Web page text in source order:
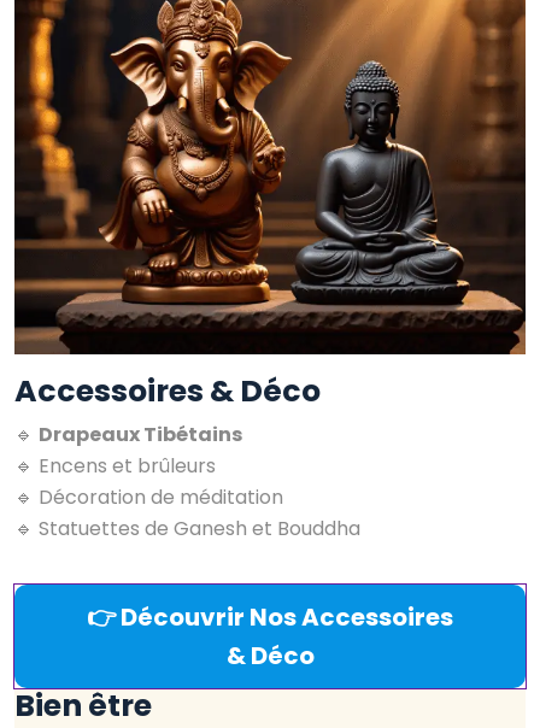
Accessoires & Déco
🔹 Drapeaux Tibétains
🔹 Encens et brûleurs
🔹 Décoration de méditation
🔹 Statuettes de Ganesh et Bouddha
👉 Découvrir Nos Accessoires
& Déco
Bien être